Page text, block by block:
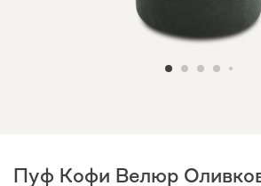
Пуф Кофи Велюр